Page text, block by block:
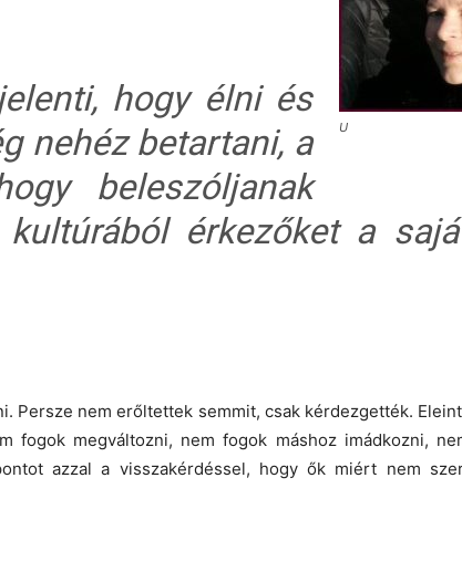
U
hogy élni és
nehéz betartani, a
beleszóljanak
érkezőket a
Persze nem erőltettek semmit, csak kérdezgették.
fogok megváltozni, nem fogok máshoz imádkozni,
azzal a visszakérdéssel, hogy ők miért nem